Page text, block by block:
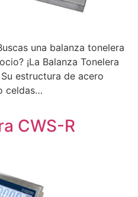
una balanza tonelera
¡La Balanza Tonelera
estructura de acero
celdas…
CWS-R